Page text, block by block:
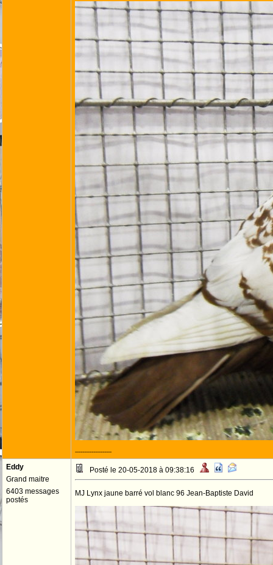
--------------------
Eddy
Grand maitre
6403 messages
postés
Posté le 20-05-2018 à 09:38:16
MJ Lynx jaune barré vol blanc 96 Jean-Baptiste David